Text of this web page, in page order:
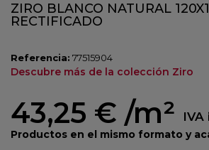
ZIRO BLANCO NATURAL
RECTIFICADO
Referencia: 77515904
Descubre más de la colección Ziro
43,25 € /m² IVA
Productos en el mismo formato y